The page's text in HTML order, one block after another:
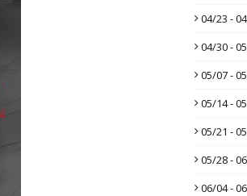
04/23 -
04/30 -
05/07 -
05/14 -
05/21 -
05/28 -
06/04 -